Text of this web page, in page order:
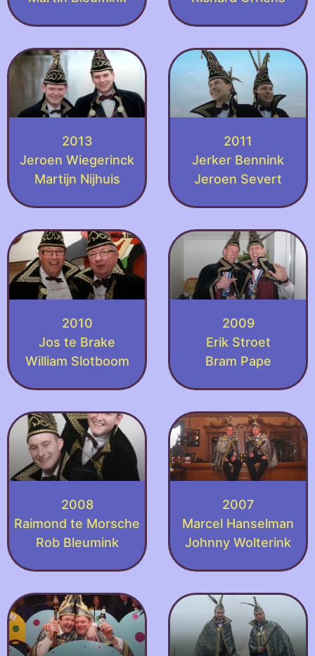
2013
Jeroen Wiegerinck
Martijn Nijhuis
2011
Jerker Bennink
Jeroen Severt
2010
Jos te Brake
William Slotboom
2009
Erik Stroet
Bram Pape
2008
Raimond te Morsche
Rob Bleumink
2007
Marcel Hanselman
Johnny Wolterink